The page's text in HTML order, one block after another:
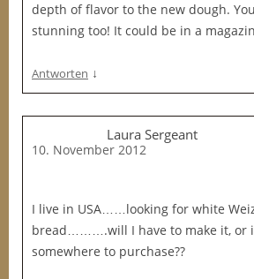
depth of flavor to the new dough.
stunning too! It could be in a
Antworten ↓
Laura Sergeant
10. November 2012
I live in USA……looking for white
bread……….will I have to make it, or
somewhere to purchase??